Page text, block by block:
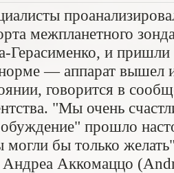
межпланетного
и пришли
норме — аппарат вышел
говорится в
"Мы очень
прошло
бы только
Андреа Аккомаццо